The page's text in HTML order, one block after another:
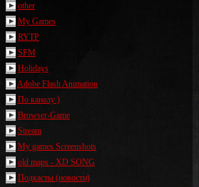
other
My Games
RYTP
SFM
Holidays
Adobe Flash Animation
По каналу )
Browser-Game
Stream
My games Screenshots
old maps - XD SONG
Подкасты (новости)